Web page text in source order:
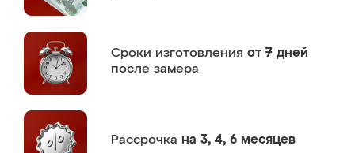
Сроки изготовления от 7 дней
после замера
Рассрочка на 3, 4, 6 месяцев